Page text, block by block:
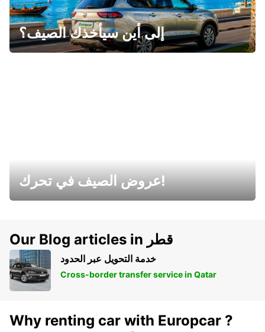
إلى أين سيأخذك الصيف؟
عروض الصيف في تحرك!
Our Blog articles in قطر
خدمة التحويل عبر الحدود
Cross-border transfer service in Qatar
Why renting car with Europcar ?